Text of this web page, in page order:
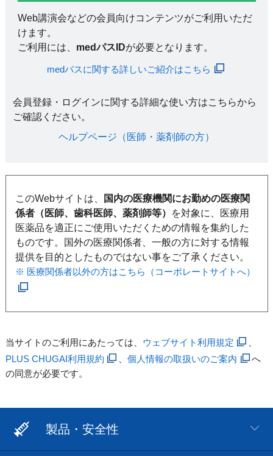
Web講演会などの会員向けコンテンツがご利用いただ
けます。
ご利用には、 medパスIDが必要となります。
medパスに関する詳しいご紹介はこちら
会員登録・ログインに関する詳細な使い方はこちらから
ご確認ください。​
ヘルプページ（医師・薬剤師の方）​
このWebサイトは、
国内の医療機関にお勤めの医療関
係者（医師、歯科医師、薬剤師等）
を対象に、医療用
医薬品を適正にご使用いただくための情報を集約した
ものです。国外の医療関係者、一般の方に対する情報
提供を目的としたものではない事をご了承ください。
※ 医療関係者以外の方はこちら（コーポレートサイトへ）
当サイトのご利用にあたっては、 ウェブサイト利用規定
PLUS CHUGAI利用規約
、個人情報の取扱いのご案内
へ
の同意が必要です。
製品・安全性